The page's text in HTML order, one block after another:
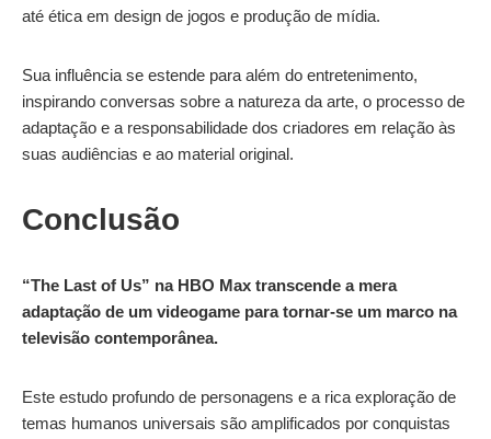
até ética em design de jogos e produção de mídia.
Sua influência se estende para além do entretenimento,
inspirando conversas sobre a natureza da arte, o processo de
adaptação e a responsabilidade dos criadores em relação às
suas audiências e ao material original.
Conclusão
“The Last of Us” na HBO Max transcende a mera
adaptação de um videogame para tornar-se um marco na
televisão contemporânea.
Este estudo profundo de personagens e a rica exploração de
temas humanos universais são amplificados por conquistas